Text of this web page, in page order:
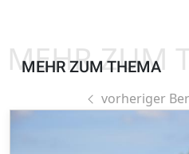
MEHR ZUM THEMA
MEHR ZUM
vorheriger